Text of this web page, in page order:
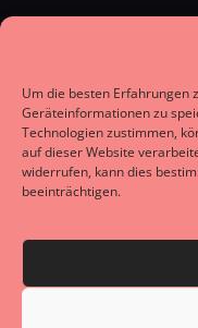
Um die besten Erfahrungen
Geräteinformationen zu
Technologien zustimmen,
auf dieser Website
widerrufen, kann dies
beeinträchtigen.